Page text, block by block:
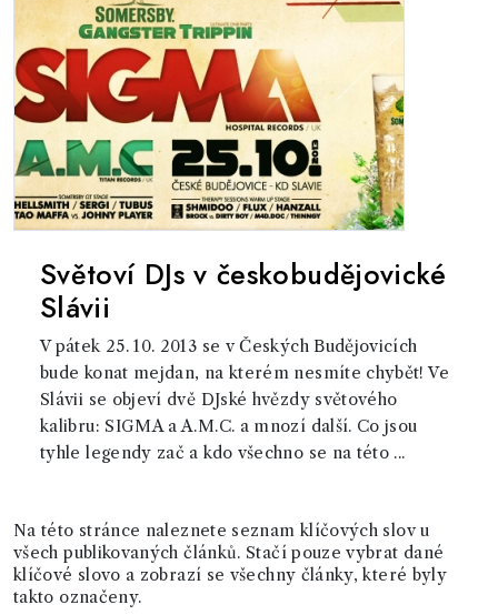
Světoví DJs v českobudějovické
Slávii
V pátek 25. 10. 2013 se v Českých Budějovicích
bude konat mejdan, na kterém nesmíte chybět! Ve
Slávii se objeví dvě DJské hvězdy světového
kalibru: SIGMA a A.M.C. a mnozí další. Co jsou
tyhle legendy zač a kdo všechno se na této ...
Na této stránce naleznete seznam klíčových slov u
všech publikovaných článků. Stačí pouze vybrat dané
klíčové slovo a zobrazí se všechny články, které byly
takto označeny.